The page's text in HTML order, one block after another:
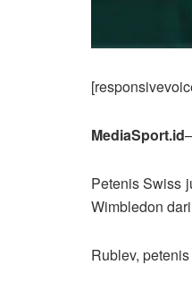
MediaSport.id
Petenis Swiss
Wimbledon
Rublev,